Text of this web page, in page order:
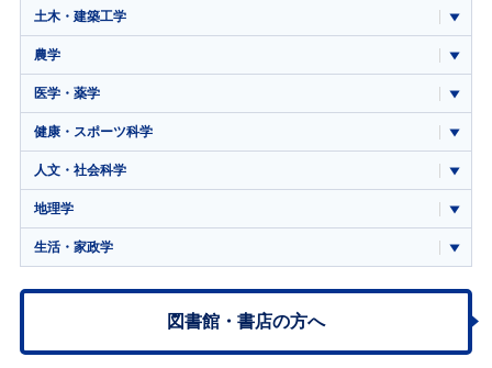
土木・建築工学
農学
医学・薬学
健康・スポーツ科学
人文・社会科学
地理学
生活・家政学
図書館・書店の方へ